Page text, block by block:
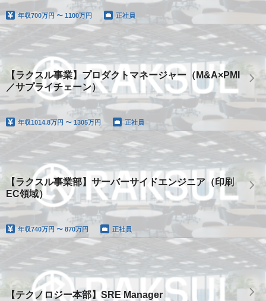
年収700万円 〜 1100万円 正社員
【ラクスル事業】プロダクトマネージャー（M&A×PMI
／サプライチェーン）
年収1014.8万円 〜 1305万円 正社員
【ラクスル事業部】サーバーサイドエンジニア（印刷
EC領域）
年収740万円 〜 870万円 正社員
【テクノロジー本部】SRE Manager